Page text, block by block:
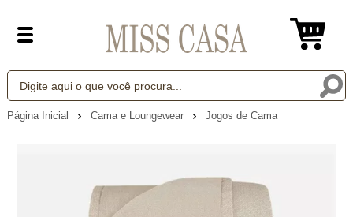
Página Inicial Cama e Loungewear Jogos de Cama